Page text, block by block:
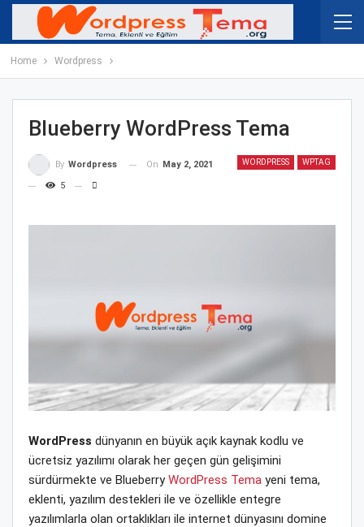
Home Wordpress
Blueberry WordPress Tema
WORDPRESS WPTAG
By Wordpress On May 2, 2021
5
WordPress dünyanın en büyük açık kaynak kodlu ve
ücretsiz yazılımı olarak her geçen gün gelişimini
sürdürmekte ve BlueberryWordPress Tema yeni tema,
eklenti, yazılım destekleri ile ve özellikle entegre
yazılımlarla olan ortaklıkları ile internet dünyasını domine